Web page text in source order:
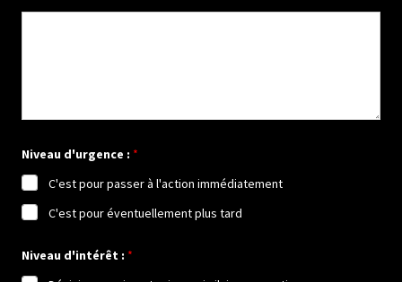
r
o
g
r
a
m
e
a
Niveau d'urgence : *
C'est pour passer à l'action immédiatement
C'est pour éventuellement plus tard
Niveau d'intérêt : *